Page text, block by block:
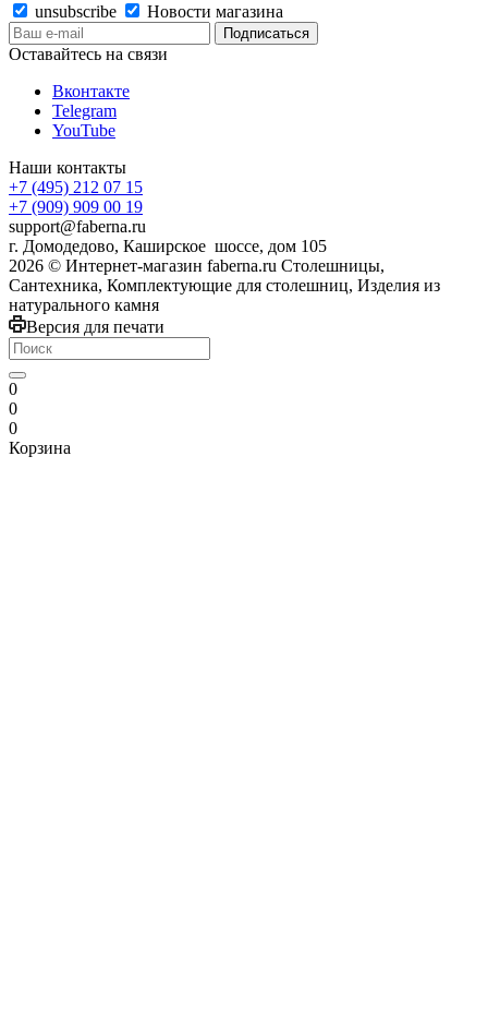
unsubscribe
Новости магазина
Оставайтесь на связи
Вконтакте
Telegram
YouTube
Наши контакты
+7 (495) 212 07 15
+7 (909) 909 00 19
support@faberna.ru
г. Домодедово, Каширское шоссе, дом 105
2026 © Интернет-магазин faberna.ru Столешницы,
Сантехника, Комплектующие для столешниц, Изделия из
натурального камня
Версия для печати
0
0
0
Корзина